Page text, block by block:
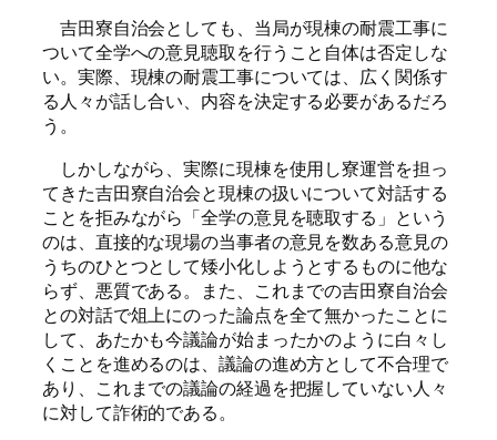
吉田寮自治会としても、当局が現棟の耐震工事に
ついて全学への意見聴取を行うこと自体は否定しな
い。実際、現棟の耐震工事については、広く関係す
る人々が話し合い、内容を決定する必要があるだろ
う。
しかしながら、実際に現棟を使用し寮運営を担っ
てきた吉田寮自治会と現棟の扱いについて対話する
ことを拒みながら「全学の意見を聴取する」という
のは、直接的な現場の当事者の意見を数ある意見の
うちのひとつとして矮小化しようとするものに他な
らず、悪質である。また、これまでの吉田寮自治会
との対話で俎上にのった論点を全て無かったことに
して、あたかも今議論が始まったかのように白々し
くことを進めるのは、議論の進め方として不合理で
あり、これまでの議論の経過を把握していない人々
に対して詐術的である。